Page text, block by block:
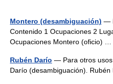
Montero (desambiguación) —
Contenido 1 Ocupaciones 2
Ocupaciones Montero (oficio) …
Rubén Darío — Para otros
Darío (desambiguación).